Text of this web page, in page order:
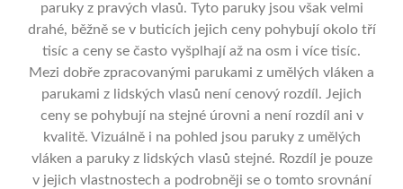
paruky z pravých vlasů. Tyto paruky jsou však velmi
drahé, běžně se v buticích jejich ceny pohybují okolo tří
tisíc a ceny se často vyšplhají až na osm i více tisíc.
Mezi dobře zpracovanými parukami z umělých vláken a
parukami z lidských vlasů není cenový rozdíl. Jejich
ceny se pohybují na stejné úrovni a není rozdíl ani v
kvalitě. Vizuálně i na pohled jsou paruky z umělých
vláken a paruky z lidských vlasů stejné. Rozdíl je pouze
v jejich vlastnostech a podrobněji se o tomto srovnání